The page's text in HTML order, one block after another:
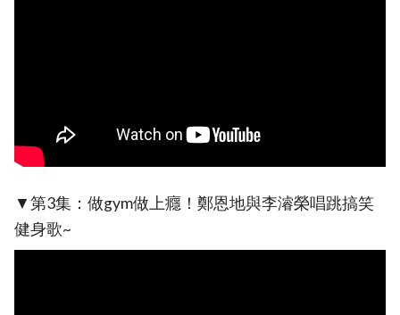
▼第3集：做gym做上癮！鄭恩地與李濬榮唱跳搞笑
健身歌~